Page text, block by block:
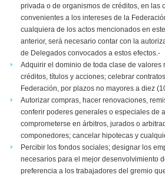
privada o de organismos de créditos, en las
convenientes a los intereses de la
cualquiera de los actos mencionados en
anterior, será necesario contar con la
de Delegados convocados a estos efectos.-
Adquirir el dominio de toda clase de valores
créditos, títulos y acciones; celebrar
Federación, por plazos no mayores a diez
Autorizar compras, hacer renovaciones,
conferir poderes generales o especiales de
comprometerse en árbitros, jurados o
componedores; cancelar hipotecas y
Percibir los fondos sociales; designar los
necesarios para el mejor desenvolvimiento
preferencia a los trabajadores del gremio